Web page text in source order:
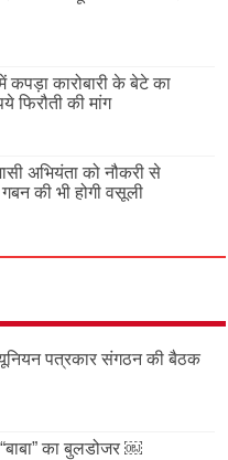
कपड़ा कारोबारी के बेटे का
फिरौती की मांग
अभियंता को नौकरी से
की भी होगी वसूली
पत्रकार संगठन की बैठक
का बुलडोजर ￼